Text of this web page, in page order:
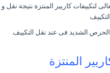
لتكييفات كاريير المنتزة نتيجة نقل و
الشديد فى عند نقل التكييف.
المنتزة